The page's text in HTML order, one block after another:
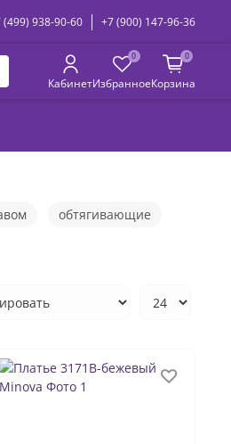
(499) 938-90-60 +7 (900) 147-96-36
Кабинет
0
Избранное
0
Корзина
обтягивающие